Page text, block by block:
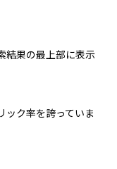
結果の最上部に表示
ック率を誇っていま